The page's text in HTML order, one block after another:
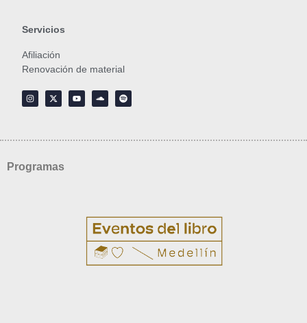
Servicios
Afiliación
Renovación de material
Programas